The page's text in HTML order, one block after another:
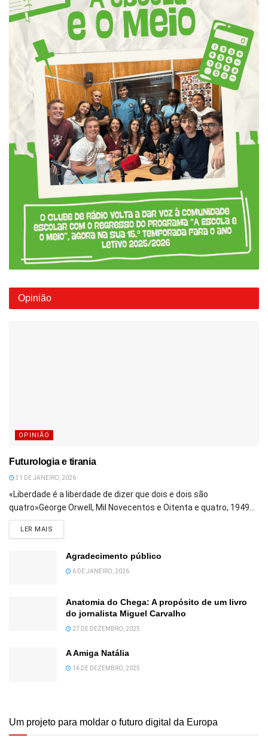
Opinião
OPINIÃO
Futurologia e tirania
31 DE JANEIRO, 2026
«Liberdade é a liberdade de dizer que dois e dois são
quatro»George Orwell, Mil Novecentos e Oitenta e quatro, 1949...
LER MAIS
Agradecimento público
6 DE JANEIRO, 2026
Anatomia do Chega: A propósito de um livro
do jornalista Miguel Carvalho
27 DE DEZEMBRO, 2025
A Amiga Natália
14 DE DEZEMBRO, 2025
Um projeto para moldar o futuro digital da Europa